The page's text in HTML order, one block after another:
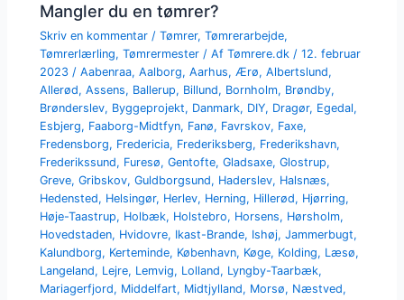
Mangler du en tømrer?
Skriv en kommentar /Tømrer,Tømrerarbejde,
Tømrerlærling,Tømrermester / AfTømrere.dk/12. februar
2023/Aabenraa,Aalborg,Aarhus,Ærø,Albertslund,
Allerød,Assens, Ballerup, Billund, Bornholm, Brøndby,
Brønderslev, Byggeprojekt, Danmark, DIY, Dragør, Egedal,
Esbjerg, Faaborg-Midtfyn, Fanø, Favrskov, Faxe,
Fredensborg, Fredericia, Frederiksberg, Frederikshavn,
Frederikssund, Furesø,Gentofte,Gladsaxe,Glostrup,
Greve,Gribskov,Guldborgsund, Haderslev, Halsnæs,
Hedensted, Helsingør, Herlev, Herning, Hillerød, Hjørring,
Høje-Taastrup, Holbæk, Holstebro, Horsens, Hørsholm,
Hovedstaden, Hvidovre, Ikast-Brande, Ishøj,Jammerbugt,
Kalundborg, Kerteminde, København, Køge, Kolding, Læsø,
Langeland, Lejre, Lemvig, Lolland, Lyngby-Taarbæk,
Mariagerfjord, Middelfart, Midtjylland, Morsø, Næstved,